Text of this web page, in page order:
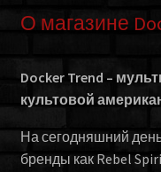
О магазине
Docker Trend –
культовой
На сегодняшний
бренды как Rebel